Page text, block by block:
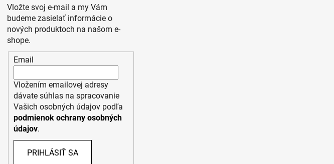
Vložte svoj e-mail a my Vám
budeme zasielať informácie o
nových produktoch na našom e-
shope.
Email
Vložením emailovej adresy
dávate súhlas na spracovanie
Vašich osobných údajov podľa
podmienok ochrany osobných
údajov.
PRIHLÁSIŤ SA